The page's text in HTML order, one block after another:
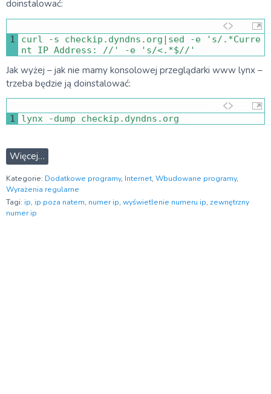
doinstalować:
1 curl -s checkip . dyndns . org | sed -e
's/.*Curre
nt IP Address: //'
-e 's/<.*$//'
Jak wyżej – jak nie mamy konsolowej przeglądarki www lynx –
trzeba będzie ją doinstalować:
1 lynx -dump checkip . dyndns . org
Więcej…
Kategorie: Dodatkowe programy, Internet, Wbudowane programy,
Wyrażenia regularne
Tagi: ip, ip poza natem, numer ip, wyświetlenie numeru ip, zewnętrzny
numer ip